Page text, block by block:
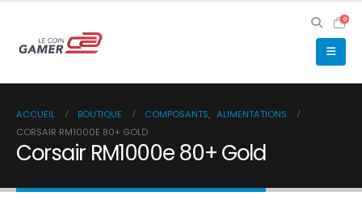
0
ACCUEIL BOUTIQUE COMPOSANTS, ALIMENTATIONS
CORSAIR RM1000E 80+ GOLD
Corsair RM1000e 80+ Gold